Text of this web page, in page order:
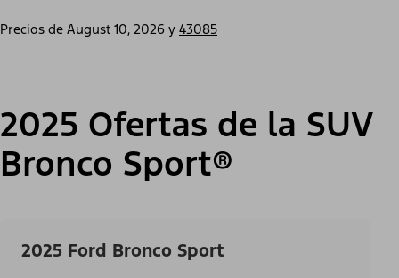
Precios de August 10, 2026 y 43085
2025 Ofertas de la SUV
Bronco Sport®
2025 Ford Bronco Sport